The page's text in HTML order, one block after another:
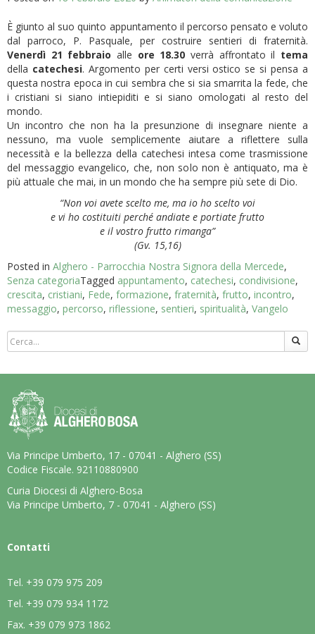
È giunto al suo quinto appuntamento il percorso pensato e voluto
dal parroco, P. Pasquale, per costruire sentieri di fraternità.
Venerdì 21 febbraio alle ore 18.30 verrà affrontato il tema
della catechesi. Argomento per certi versi ostico se si pensa a
questa nostra epoca in cui sembra che si sia smarrita la fede, che
i cristiani si siano intiepiditi e si siano omologati al resto del
mondo.
Un incontro che non ha la presunzione di insegnare niente a
nessuno, ma vuole semplicemente aiutare a riflettere sulla
necessità e la bellezza della catechesi intesa come trasmissione
del messaggio evangelico, che, non solo non è antiquato, ma è
più attuale che mai, in un mondo che ha sempre più sete di Dio.
“Non voi avete scelto me, ma io ho scelto voi
e vi ho costituiti perché andiate e portiate frutto
e il vostro frutto rimanga”
(Gv. 15,16)
Posted in Alghero - Parrocchia Nostra Signora della Mercede,
Senza categoriaTagged appuntamento, catechesi, condivisione,
crescita, cristiani, Fede, formazione, fraternità, frutto, incontro,
messaggio, percorso, riflessione, sentieri, spiritualità, Vangelo
Via Principe Umberto, 17 - 07041 - Alghero (SS)
Codice Fiscale. 92110880900
Curia Diocesi di Alghero-Bosa
Via Principe Umberto, 7 - 07041 - Alghero (SS)
Contatti
Tel. +39 079 975 209
Tel. +39 079 934 1172
Fax. +39 079 973 1862